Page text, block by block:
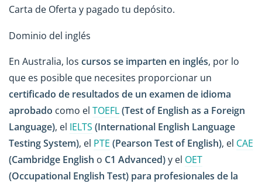
Carta de Oferta y pagado tu depósito.
Dominio del inglés
En Australia, los cursos se imparten en inglés, por lo
que es posible que necesites proporcionar un
certificado de resultados de un examen de idioma
aprobado como el TOEFL(Test of English as a Foreign
Language), el IELTS (International English Language
Testing System), el PTE (Pearson Test of English), el CAE
(Cambridge English o C1 Advanced)y el OET
(Occupational English Test) para profesionales de la